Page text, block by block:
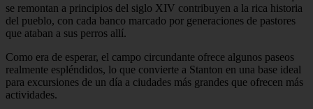
se remontan a principios del siglo XIV contribuyen a la rica historia
del pueblo, con cada banco marcado por generaciones de pastores
que ataban a sus perros allí.
Como era de esperar, el campo circundante ofrece algunos paseos
realmente espléndidos, lo que convierte a Stanton en una base ideal
para excursiones de un día a ciudades más grandes que ofrecen más
actividades.